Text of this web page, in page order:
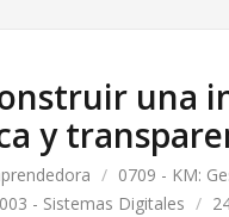
una
y
/ 0709 - KM:
- Sistemas Digitales /